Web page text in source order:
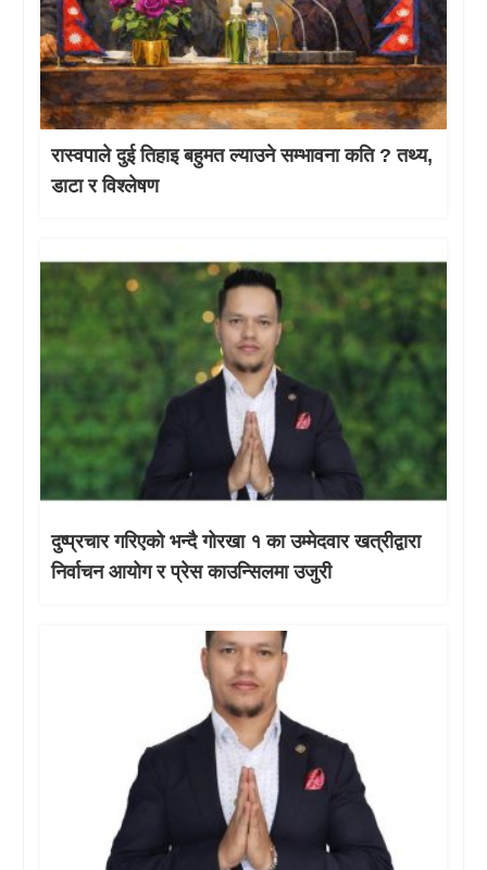
रास्वपाले दुई तिहाइ बहुमत ल्याउने सम्भावना कति ? तथ्य,
डाटा र विश्लेषण
दुष्प्रचार गरिएको भन्दै गोरखा १ का उम्मेदवार खत्रीद्वारा
निर्वाचन आयोग र प्रेस काउन्सिलमा उजुरी